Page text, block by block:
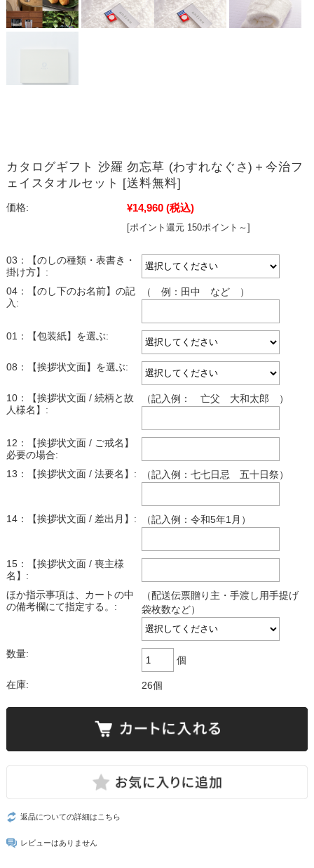
カタログギフト 沙羅 勿忘草 (わすれなぐさ)＋今治フ
ェイスタオルセット [送料無料]
価格: ¥14,960 (税込)
[ポイント還元 150ポイント～]
03：【のしの種類・表書き・
掛け方】:
04：【のし下のお名前】の記
入:
（ 例：田中 など ）
01：【包装紙】を選ぶ:
08：【挨拶状文面】を選ぶ:
10：【挨拶状文面 / 続柄と故
人様名】:
（記入例： 亡父 大和太郎 ）
12：【挨拶状文面 / ご戒名】
必要の場合:
13：【挨拶状文面 / 法要名】:
（記入例：七七日忌 五十日祭）
14：【挨拶状文面 / 差出月】: （記入例：令和5年1月）
15：【挨拶状文面 / 喪主様
名】:
ほか指示事項は、カートの中
の備考欄にて指定する。:
（配送伝票贈り主・手渡し用手提げ
袋枚数など）
数量:
個
在庫: 26個
返品についての詳細はこちら
レビューはありません